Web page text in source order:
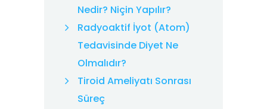
Nedir? Niçin Yapılır?
Radyoaktif İyot (Atom)
Tedavisinde Diyet Ne
Olmalıdır?
Tiroid Ameliyatı Sonrası
Süreç